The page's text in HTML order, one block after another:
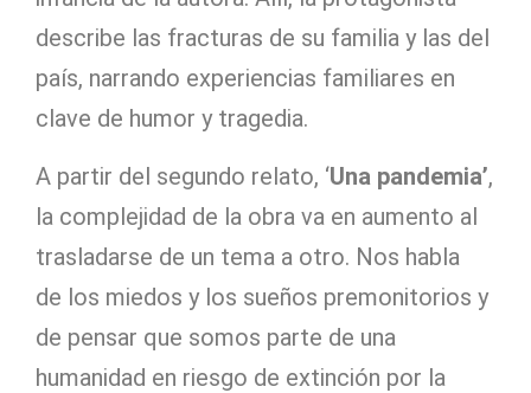
describe las fracturas de su familia y las del
país, narrando experiencias familiares en
clave de humor y tragedia.
A partir del segundo relato, ‘Una pandemia’,
la complejidad de la obra va en aumento al
trasladarse de un tema a otro. Nos habla
de los miedos y los sueños premonitorios y
de pensar que somos parte de una
humanidad en riesgo de extinción por la